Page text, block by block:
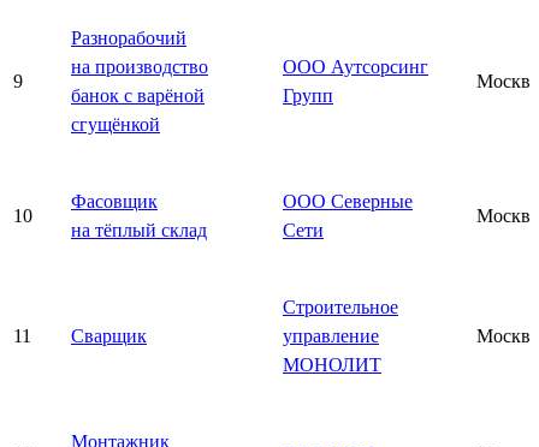
9
Разнорабочий
на производство
банок с варёной
сгущёнкой
ООО Аутсорсинг
Групп
Москва
10
Фасовщик
на тёплый склад
ООО Северные
Сети
Москва
11 Сварщик
Строительное
управление
МОНОЛИТ
Москва
Монтажник